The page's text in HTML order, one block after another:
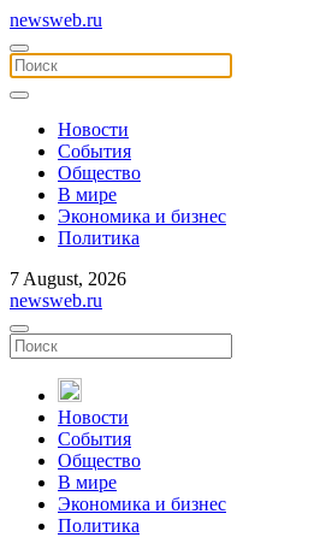
newsweb.ru
Новости
События
Общество
В мире
Экономика и бизнес
Политика
7 August, 2026
newsweb.ru
Новости
События
Общество
В мире
Экономика и бизнес
Политика